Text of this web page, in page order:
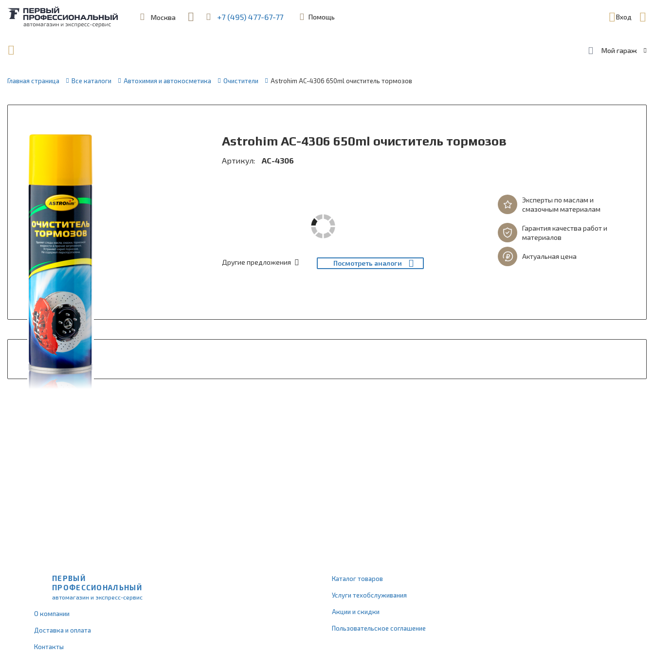
Москва ул. Шереметьевская, 45Б
+7 (495) 477-67-77 Помощь Вход
Мой гараж
Главная страница Все каталоги Автохимия и автокосметика Очистители Astrohim AC-4306 650ml очиститель тормозов
Astrohim AC-4306 650ml очиститель тормозов
Артикул: АС-4306
Другие предложения Посмотреть аналоги
Эксперты по маслам и
смазочным материалам
Гарантия качества работ и
материалов
Актуальная цена
ПЕРВЫЙ
ПРОФЕССИОНАЛЬНЫЙ
автомагазин и экспресс-сервис
О компании
Доставка и оплата
Контакты
Каталог товаров
Услуги техобслуживания
Акции и скидки
Пользовательское соглашение